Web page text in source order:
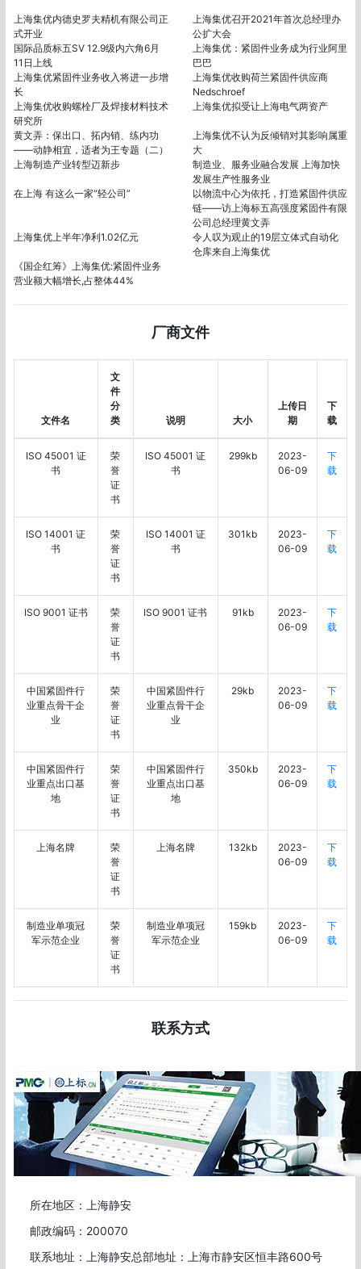
上海集优内德史罗夫精机有限公司正
式开业
上海集优召开2021年首次总经理办
公扩大会
国际品质标五SV 12.9级内六角6月
11日上线
上海集优：紧固件业务成为行业阿里
巴巴
上海集优紧固件业务收入将进一步增
长
上海集优收购荷兰紧固件供应商
Nedschroef
上海集优收购螺栓厂及焊接材料技术
研究所
上海集优拟受让上海电气两资产
黄文弄：保出口、拓内销、练内功
——动静相宜，适者为王专题（二）
上海集优不认为反倾销对其影响属重
大
上海制造产业转型迈新步
制造业、服务业融合发展 上海加快
发展生产性服务业
在上海 有这么一家“轻公司”
以物流中心为依托，打造紧固件供应
链——访上海标五高强度紧固件有限
公司总经理黄文弄
上海集优上半年净利1.02亿元
令人叹为观止的19层立体式自动化
仓库来自上海集优
《国企红筹》上海集优:紧固件业务
营业额大幅增长,占整体44%
厂商文件
文件名
文
件
分
类
说明 大小
上传日
期
下
载
ISO 45001 证
书
荣
誉
证
书
ISO 45001 证
书
299kb
2023-
06-09
下
载
ISO 14001 证
书
荣
誉
证
书
ISO 14001 证
书
301kb
2023-
06-09
下
载
ISO 9001 证书
荣
誉
证
书
ISO 9001 证书 91kb
2023-
06-09
下
载
中国紧固件行
业重点骨干企
业
荣
誉
证
书
中国紧固件行
业重点骨干企
业
29kb
2023-
06-09
下
载
中国紧固件行
业重点出口基
地
荣
誉
证
书
中国紧固件行
业重点出口基
地
350kb
2023-
06-09
下
载
上海名牌
荣
誉
证
书
上海名牌 132kb
2023-
06-09
下
载
制造业单项冠
军示范企业
荣
誉
证
书
制造业单项冠
军示范企业
159kb
2023-
06-09
下
载
联系方式
所在地区：上海静安
邮政编码：200070
联系地址：上海静安总部地址：上海市静安区恒丰路600号